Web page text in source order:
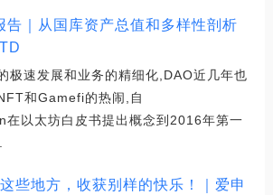
告｜从国库资产总值和多样性剖析
极速发展和业务的精细化,DAO近几年也
和Gamefi的热闹,自
以太坊白皮书提出概念到2016年第一
些地方，收获别样的快乐！｜爱申